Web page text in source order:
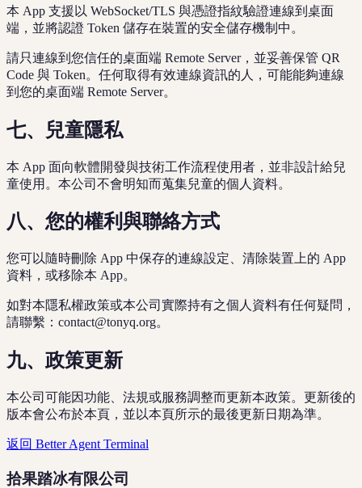
本 App 支援以 WebSocket/TLS 與憑證指紋驗證連線到桌面
端，並將認證 Token 儲存在裝置的安全儲存機制中。
請只連線到您信任的桌面端 Remote Server，並妥善保管 QR
Code 與 Token。任何取得有效連線資訊的人，可能能夠連線
到您的桌面端 Remote Server。
七、兒童隱私
本 App 面向軟體開發與技術工作流程使用者，並非設計給兒
童使用。本公司不會明知而蒐集兒童的個人資料。
八、您的權利與聯絡方式
您可以隨時刪除 App 中保存的連線設定、清除裝置上的 App
資料，或移除本 App。
如對本隱私權政策或本公司實際持有之個人資料有任何疑問，
請聯繫：contact@tonyq.org。
九、政策更新
本公司可能因功能、法規或服務調整而更新本政策。更新後的
版本會公布於本頁，並以本頁所示的最後更新日期為準。
返回 Better Agent Terminal
拾果踏冰有限公司